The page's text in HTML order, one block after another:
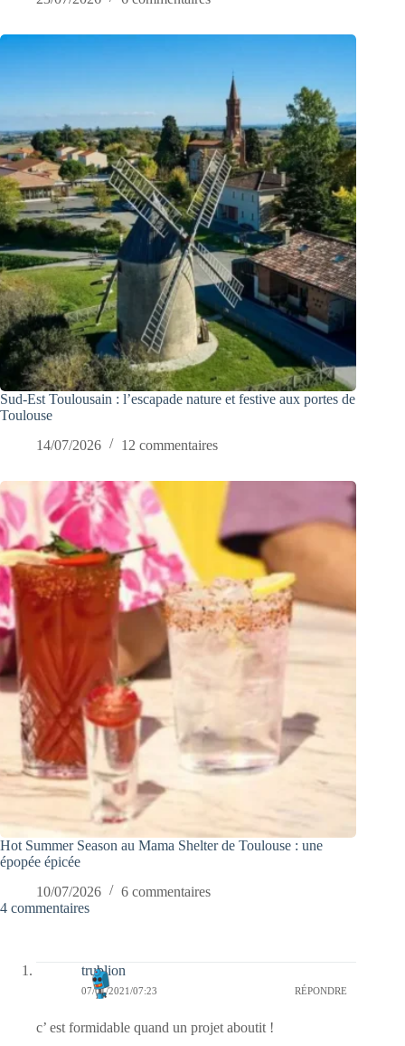
Sud-Est Toulousain : l’escapade nature et festive aux portes de
Toulouse
14/07/2026
12 commentaires
Hot Summer Season au Mama Shelter de Toulouse : une
épopée épicée
10/07/2026
6 commentaires
4 commentaires
trublion
07/01/2021/07:23 RÉPONDRE
c’ est formidable quand un projet aboutit !